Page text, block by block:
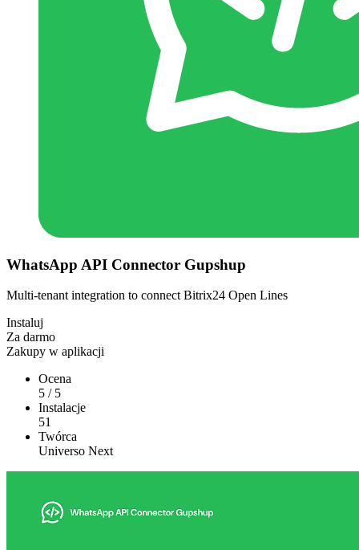
WhatsApp API Connector Gupshup
Multi-tenant integration to connect Bitrix24 Open Lines
Instaluj
Za darmo
Zakupy w aplikacji
Ocena
5 / 5
Instalacje
51
Twórca
Universo Next